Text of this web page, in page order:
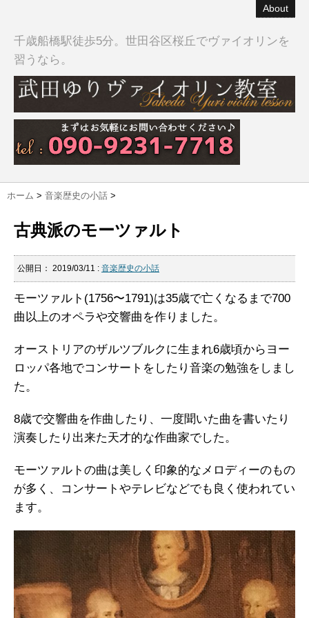
About
千歳船橋駅徒歩5分。世田谷区桜丘でヴァイオリンを
習うなら。
ホーム > 音楽歴史の小話 >
古典派のモーツァルト
公開日： 2019/03/11 : 音楽歴史の小話
モーツァルト(1756〜1791)は35歳で亡くなるまで700
曲以上のオペラや交響曲を作りました。
オーストリアのザルツブルクに生まれ6歳頃からヨー
ロッパ各地でコンサートをしたり音楽の勉強をしまし
た。
8歳で交響曲を作曲したり、一度聞いた曲を書いたり
演奏したり出来た天才的な作曲家でした。
モーツァルトの曲は美しく印象的なメロディーのもの
が多く、コンサートやテレビなどでも良く使われてい
ます。